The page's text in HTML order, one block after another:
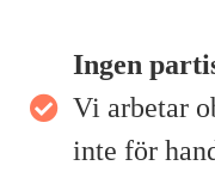
Ingen
Vi arbetar
inte för